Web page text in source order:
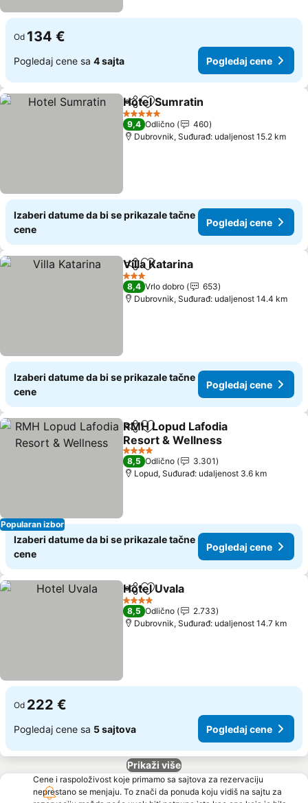
Od 134 €
Pogledaj cene sa 4 sajta Pogledaj cene
Deli Dodati u favorite
Hotel Sumratin
5 Zvezdice
9,4 Odlično
460
Dubrovnik, Suđurađ: udaljenost 15.2 km
Izaberi datume da bi se prikazale tačne
cene
Pogledaj cene
Deli Dodati u favorite
Villa Katarina
3 Zvezdice
8,4 Vrlo dobro
653
Dubrovnik, Suđurađ: udaljenost 14.4 km
Izaberi datume da bi se prikazale tačne
cene
Pogledaj cene
Popularan izbor
Deli Dodati u favorite
RMH Lopud Lafodia
Resort & Wellness
Pogledaj cene
4 Zvezdice
8,5 Odlično
3.301
Lopud, Suđurađ: udaljenost 3.6 km
Izaberi datume da bi se prikazale tačne
cene
Pogledaj cene
Deli Dodati u favorite
Hotel Uvala
4 Zvezdice
8,5 Odlično
2.733
Dubrovnik, Suđurađ: udaljenost 14.7 km
Od 222 €
Pogledaj cene sa 5 sajtova Pogledaj cene
Prikaži više
Cene i raspoloživost koje primamo sa sajtova za rezervaciju
neprestano se menjaju. To znači da ponuda koju vidiš na sajtu za